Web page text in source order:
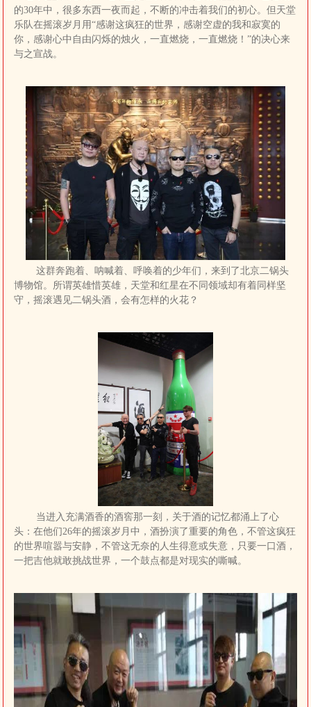
的30年中，很多东西一夜而起，不断的冲击着我们的初心。但天堂
乐队在摇滚岁月用“感谢这疯狂的世界，感谢空虚的我和寂寞的
你，感谢心中自由闪烁的烛火，一直燃烧，一直燃烧！”的决心来
与之宣战。
这群奔跑着、呐喊着、呼唤着的少年们，来到了北京二锅头
博物馆。所谓英雄惜英雄，天堂和红星在不同领域却有着同样坚
守，摇滚遇见二锅头酒，会有怎样的火花？
当进入充满酒香的酒窖那一刻，关于酒的记忆都涌上了心
头：在他们26年的摇滚岁月中，酒扮演了重要的角色，不管这疯狂
的世界喧嚣与安静，不管这无奈的人生得意或失意，只要一口酒，
一把吉他就敢挑战世界，一个鼓点都是对现实的嘶喊。